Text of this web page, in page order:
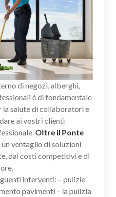
di negozi, alberghi,
è di fondamentale
la salute di collaboratori e
ai vostri clienti
Oltre il Ponte
ventaglio di soluzioni
dai costi competitivi e di
interventi: – pulizie
pavimenti – la pulizia